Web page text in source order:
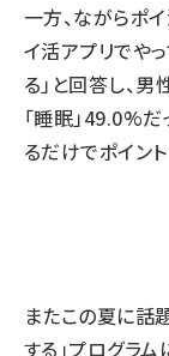
一方、ながらポ
イ活アプリでや
る」と回答し、
「睡眠」49.0%
るだけでポイン
またこの夏に話
する」プログラ